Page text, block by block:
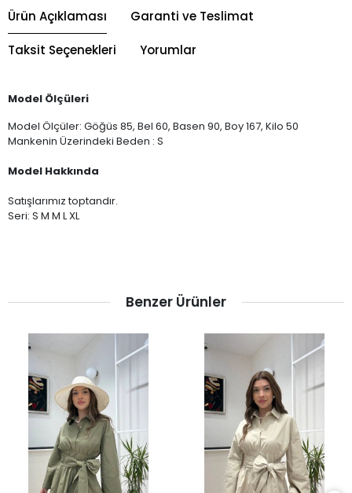
Ürün Açıklaması Garanti ve Teslimat
Taksit Seçenekleri Yorumlar
Model Ölçüleri
Model Ölçüler: Göğüs 85, Bel 60, Basen 90, Boy 167, Kilo 50
Mankenin Üzerindeki Beden : S
Model Hakkında
Satışlarımız toptandır.
Seri: S M M L XL
Benzer Ürünler